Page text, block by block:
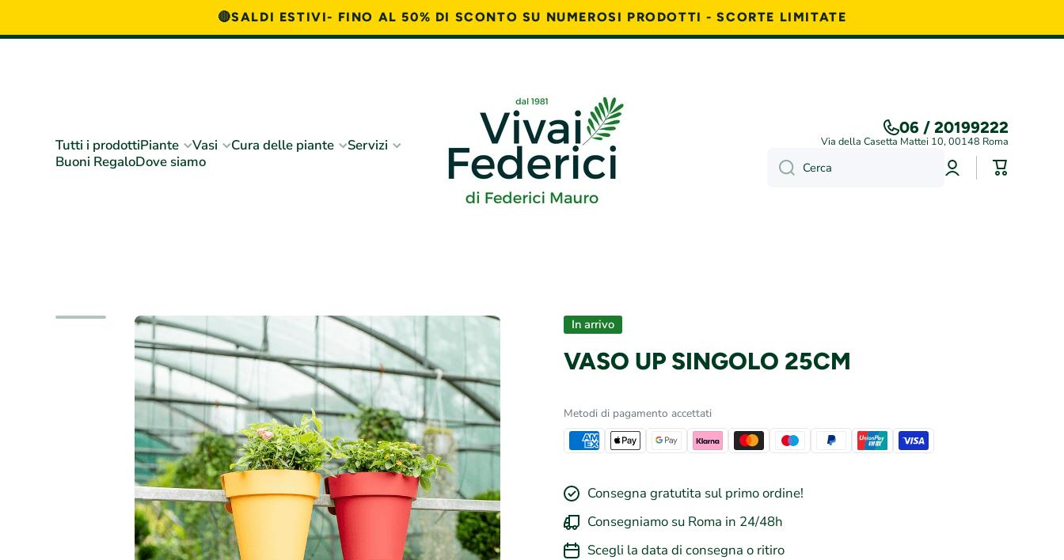
🔴SALDI ESTIVI- FINO AL 50% DI SCONTO SU NUMEROSI PRODOTTI - SCORTE LIMITATE
Tutti i prodottiPiante Vasi Cura delle piante
Servizi
Buoni RegaloDove siamo
06 / 20199222
Via della Casetta Mattei 10, 00148 Roma
Cerca Accedi Carrello
Passa alle informazioni sul prodotto In arrivo
VASO UP SINGOLO 25CM
Metodi di pagamento accettati
Consegna gratutita sul primo ordine!
Consegniamo su Roma in 24/48h
Scegli la data di consegna o ritiro